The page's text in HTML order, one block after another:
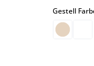
Gestell